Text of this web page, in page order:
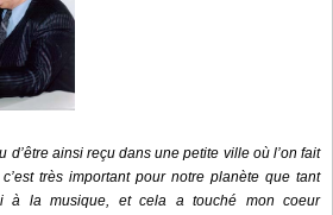
d’être ainsi reçu dans une petite ville où l’on fait
très important pour notre planète que tant
à la musique, et cela a touché mon coeur